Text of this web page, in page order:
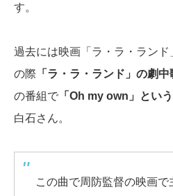
す。
過去には映画「ラ・ラ・ランド
の際 「ラ・ラ・ランド」の劇
の番組で 「Oh my own」とい
白石さん。
この曲で周防監督の映画